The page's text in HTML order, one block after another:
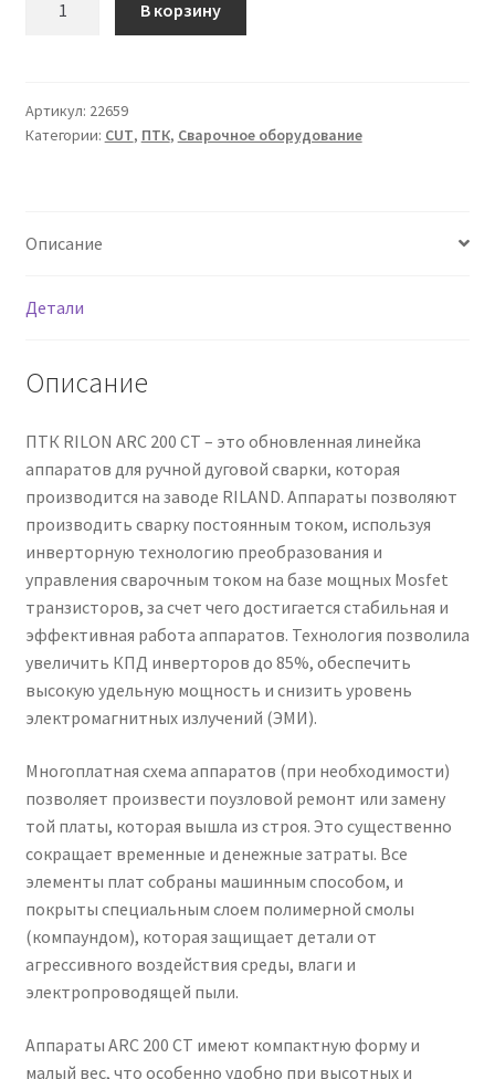
ARC
200
В корзину
Артикул: 22659
Категории: CUT, ПТК, Сварочное оборудование
Описание
Детали
Описание
ПТК RILON ARC 200 СТ – это обновленная линейка
аппаратов для ручной дуговой сварки, которая
производится на заводе RILAND. Аппараты позволяют
производить сварку постоянным током, используя
инверторную технологию преобразования и
управления сварочным током на базе мощных Mosfet
транзисторов, за счет чего достигается стабильная и
эффективная работа аппаратов. Технология позволила
увеличить КПД инверторов до 85%, обеспечить
высокую удельную мощность и снизить уровень
электромагнитных излучений (ЭМИ).
Многоплатная схема аппаратов (при необходимости)
позволяет произвести поузловой ремонт или замену
той платы, которая вышла из строя. Это существенно
сокращает временные и денежные затраты. Все
элементы плат собраны машинным способом, и
покрыты специальным слоем полимерной смолы
(компаундом), которая защищает детали от
агрессивного воздействия среды, влаги и
электропроводящей пыли.
Аппараты ARC 200 СТ имеют компактную форму и
малый вес, что особенно удобно при высотных и